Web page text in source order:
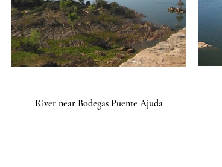
River near Bodegas Puente Ajuda